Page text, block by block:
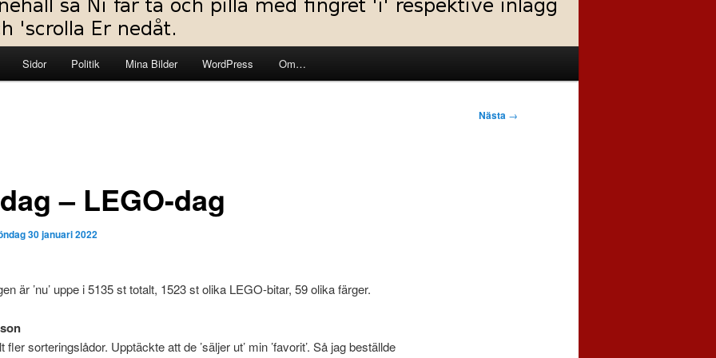
Sidor Politik Mina Bilder WordPress Om…
Nästa →
– LEGO-dag
30 januari 2022
är ’nu’ uppe i 5135 st totalt, 1523 st olika LEGO-bitar, 59 olika färger.
fler sorteringslådor. Upptäckte att de ’säljer ut’ min ’favorit’. Så jag beställde